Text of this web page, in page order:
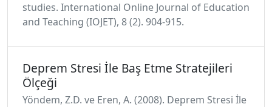
studies. International Online Journal of Education
and Teaching (IOJET), 8 (2). 904-915.
Deprem Stresi İle Baş Etme Stratejileri
Ölçeği
Yöndem, Z.D. ve Eren, A. (2008). Deprem Stresi İle